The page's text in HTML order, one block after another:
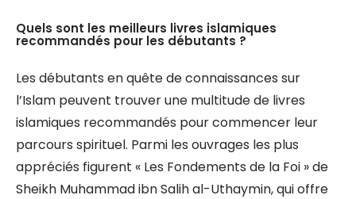
Quels sont les meilleurs livres islamiques
recommandés pour les débutants ?
Les débutants en quête de connaissances sur
l’Islam peuvent trouver une multitude de livres
islamiques recommandés pour commencer leur
parcours spirituel. Parmi les ouvrages les plus
appréciés figurent « Les Fondements de la Foi » de
Sheikh Muhammad ibn Salih al-Uthaymin, qui offre